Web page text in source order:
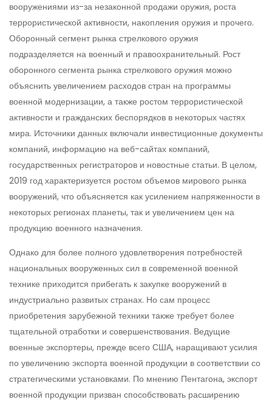
вооружениями из-за незаконной продажи оружия, роста
террористической активности, накопления оружия и прочего.
Оборонный сегмент рынка стрелкового оружия
подразделяется на военный и правоохранительный. Рост
оборонного сегмента рынка стрелкового оружия можно
объяснить увеличением расходов стран на программы
военной модернизации, а также ростом террористической
активности и гражданских беспорядков в некоторых частях
мира. Источники данных включали инвестиционные документы
компаний, информацию на веб-сайтах компаний,
государственных регистраторов и новостные статьи. В целом,
2019 год характеризуется ростом объемов мирового рынка
вооружений, что объясняется как усилением напряженности в
некоторых регионах планеты, так и увеличением цен на
продукцию военного назначения.
Однако для более полного удовлетворения потребностей
национальных вооруженных сил в современной военной
технике приходится прибегать к закупке вооружений в
индустриально развитых странах. Но сам процесс
приобретения зарубежной техники также требует более
тщательной отработки и совершенствования. Ведущие
военные экспортеры, прежде всего США, наращивают усилия
по увеличению экспорта военной продукции в соответствии со
стратегическими установками. По мнению Пентагона, экспорт
военной продукции призван способствовать расширению